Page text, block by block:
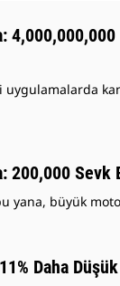
200,000 Sevk
yana, büyük
Daha